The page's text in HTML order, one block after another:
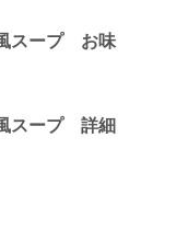
スープ お味
スープ 詳細